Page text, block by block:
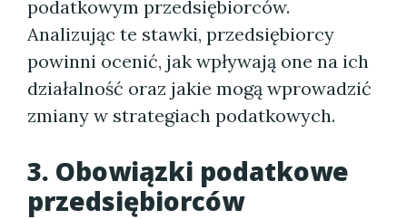
podatkowym przedsiębiorców.
Analizując te stawki, przedsiębiorcy
powinni ocenić, jak wpływają one na ich
działalność oraz jakie mogą wprowadzić
zmiany w strategiach podatkowych.
3. Obowiązki podatkowe
przedsiębiorców